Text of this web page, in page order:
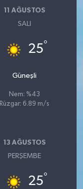
11 AĞUSTOS
SALI
25°
Güneşli
Nem: %43
Rüzgar: 6.89 m/s
13 AĞUSTOS
PERŞEMBE
25°